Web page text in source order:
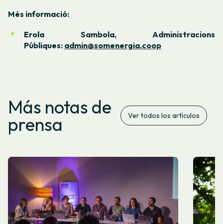
Més informació:
Erola Sambola, Administracions
Públiques: admin@somenergia.coop
Más notas de
prensa Ver todos los artículos